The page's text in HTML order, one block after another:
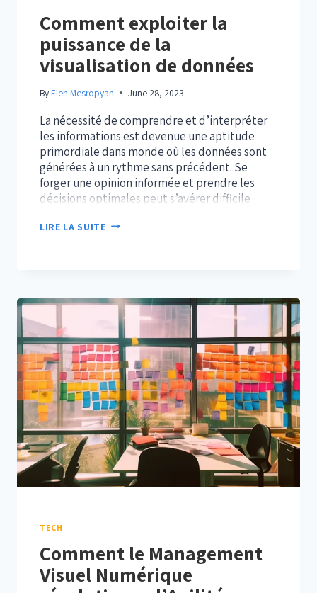
Comment exploiter la
puissance de la
visualisation de données
By Elen Mesropyan June 28, 2023
La nécessité de comprendre et d’interpréter
les informations est devenue une aptitude
primordiale dans monde où les données sont
générées à un rythme sans précédent. Se
forger une opinion informée et prendre les
décisions optimales peut s’avérer difficile
celles-ci peuvent être difficiles à interpréter.
LIRE LA SUITECOMMENT
LA
VISUALISATION
DONNÉES
TECH
Comment le Management
Visuel Numérique